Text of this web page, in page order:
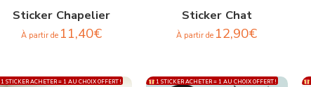
Sticker Chapelier
À partir de 11,40€
Sticker Chat
À partir de 12,90€
1 STICKER ACHETER = 1 AU CHOIX OFFERT ! 1 STICKER ACHETER = 1 AU CHOIX OFFERT !